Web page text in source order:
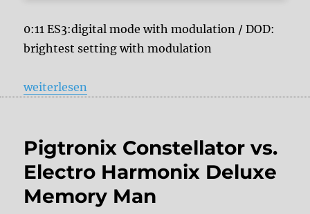
0:11 ES3:digital mode with modulation / DOD:
brightest setting with modulation
„Ibanez Echo Shifter ES3 vs. DOD Rubberneck“
weiterlesen
Pigtronix Constellator vs.
Electro Harmonix Deluxe
Memory Man